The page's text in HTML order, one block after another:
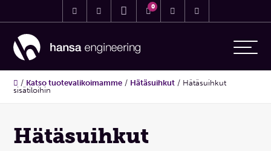
0
/ Katso tuotevalikoimamme / Hätäsuihkut / Hätäsuihkut
sisätiloihin
Hätäsuihkut